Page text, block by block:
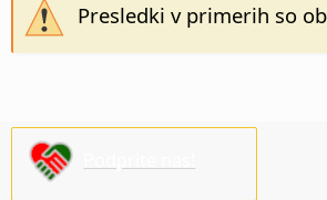
Presledki v primerih so